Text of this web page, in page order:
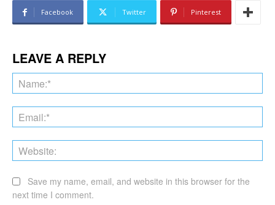
Facebook Twitter Pinterest
LEAVE A REPLY
Save my name, email, and website in this browser for the
next time I comment.